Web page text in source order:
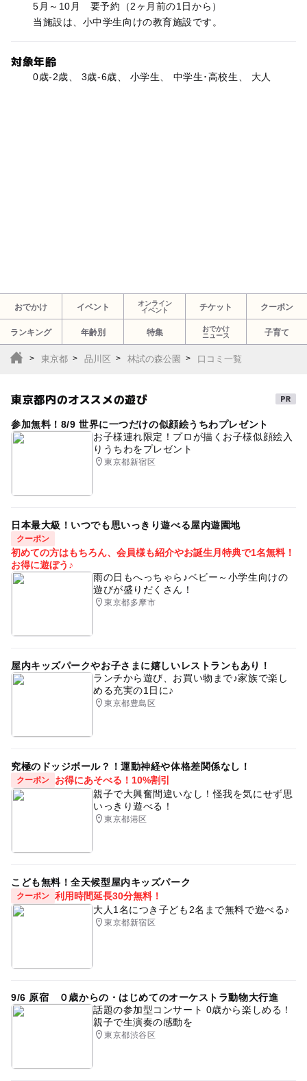
5月～10月 要予約（2ヶ月前の1日から）
当施設は、小中学生向けの教育施設です。
対象年齢
0歳-2歳、 3歳-6歳、 小学生、 中学生･高校生、 大人
おでかけ イベント
オンライン
イベント
チケット クーポン
ランキング 年齢別 特集
おでかけ
ニュース
子育て
東京都 品川区 林試の森公園 口コミ一覧
東京都内のオススメの遊び
参加無料！8/9 世界に一つだけの似顔絵うちわプレゼント
お子様連れ限定！プロが描くお子様似顔絵入
りうちわをプレゼント
東京都新宿区
日本最大級！いつでも思いっきり遊べる屋内遊園地
クーポン
初めての方はもちろん、会員様も紹介やお誕生月特典で1名無料！
お得に遊ぼう♪
雨の日もへっちゃら♪ベビー～小学生向けの
遊びが盛りだくさん！
東京都多摩市
屋内キッズパークやお子さまに嬉しいレストランもあり！
ランチから遊び、お買い物まで♪家族で楽し
める充実の1日に♪
東京都豊島区
究極のドッジボール？！運動神経や体格差関係なし！
クーポン
お得にあそべる！10%割引
親子で大興奮間違いなし！怪我を気にせず思
いっきり遊べる！
東京都港区
こども無料！全天候型屋内キッズパーク
クーポン 利用時間延長30分無料！
大人1名につき子ども2名まで無料で遊べる♪
東京都新宿区
9/6 原宿 ０歳からの・はじめてのオーケストラ動物大行進
話題の参加型コンサート 0歳から楽しめる！
親子で生演奏の感動を
東京都渋谷区